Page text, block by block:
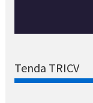
Tenda TRICV